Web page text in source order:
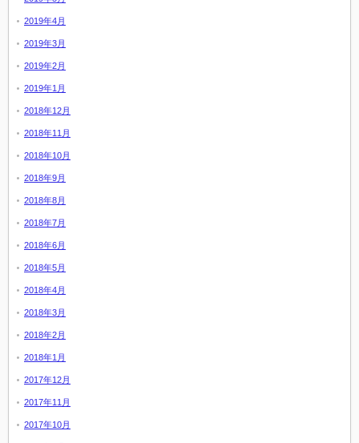
2019年4月
2019年3月
2019年2月
2019年1月
2018年12月
2018年11月
2018年10月
2018年9月
2018年8月
2018年7月
2018年6月
2018年5月
2018年4月
2018年3月
2018年2月
2018年1月
2017年12月
2017年11月
2017年10月